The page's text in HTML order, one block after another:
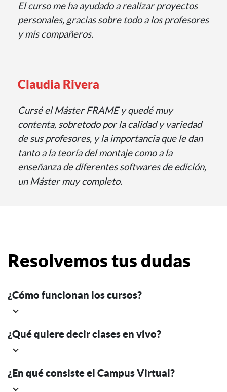
El curso me ha ayudado a realizar proyectos
personales, gracias sobre todo a los profesores
y mis compañeros.
Claudia Rivera
Cursé el Máster FRAME y quedé muy
contenta, sobretodo por la calidad y variedad
de sus profesores, y la importancia que le dan
tanto a la teoría del montaje como a la
enseñanza de diferentes softwares de edición,
un Máster muy completo.
Resolvemos tus dudas
¿Cómo funcionan los cursos?
¿Qué quiere decir clases en vivo?
¿En qué consiste el Campus Virtual?